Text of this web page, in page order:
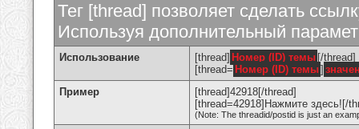
Тег [thread] позволяет сделать
Используя дополнительный
Использование [thread] Номер (ID) темы [/thread]
[thread= Номер (ID) темы]
Пример
[thread]42918[/thread]
[thread=42918]Нажмите здесь![/
(Note: The threadid/postid is just an